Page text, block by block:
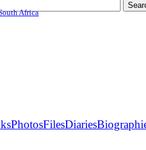
Africa
PhotosFilesDiaries